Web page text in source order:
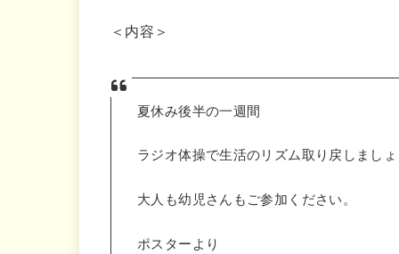
＜内容＞
夏休み後半の一週間
ラジオ体操で生活のリズム取り戻しまし
大人も幼児さんもご参加ください。
ポスターより